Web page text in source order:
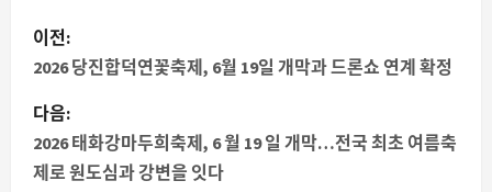
게
시
물
내
이전:
2026 당진합덕연꽃축제, 6월 19일 개막과 드론쇼 연계 확정
다음:
2026 태화강마두희축제, 6 월 19 일 개막…전국 최초 여름축
제로 원도심과 강변을 잇다